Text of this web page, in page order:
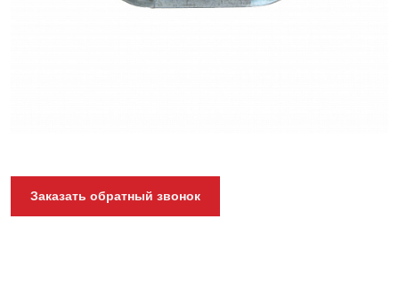
Заказать обратный звонок